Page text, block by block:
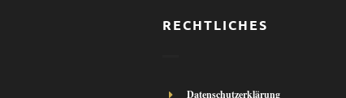
RECHTLICHES
Datenschutzerklärung